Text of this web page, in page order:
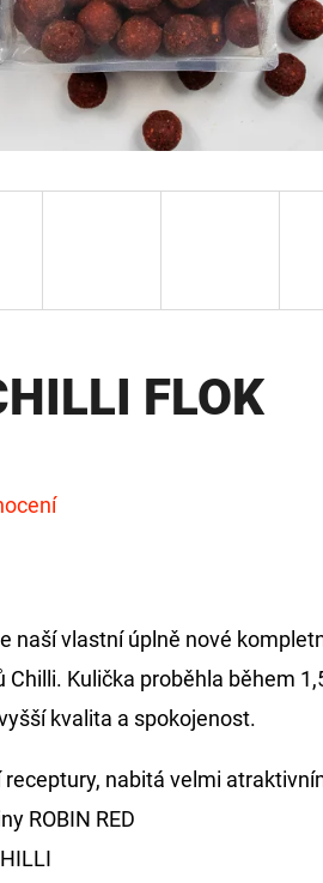
FLOK
naší vlastní úplně nové
Chilli. Kulička proběhla během
kvalita a spokojenost.
nabitá velmi
ROBIN RED